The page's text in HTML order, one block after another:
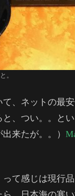
。
、ネットの最
、つい。。と
来たが。。）
て感じは現行